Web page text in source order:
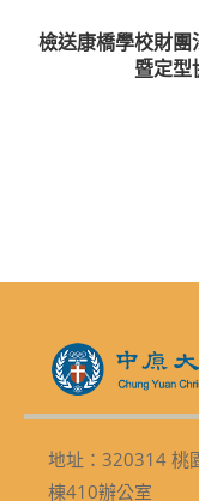
檢送康橋學校財
暨定型
地址：320314 桃
棟410辦公室